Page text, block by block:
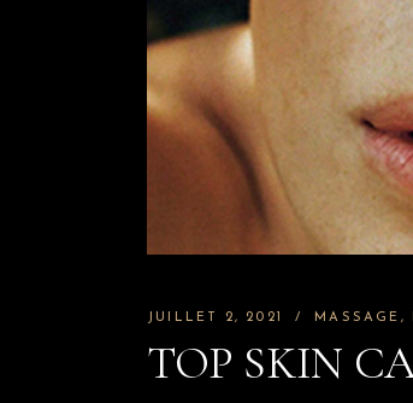
JUILLET 2, 2021 MASSAGE
TOP SKIN